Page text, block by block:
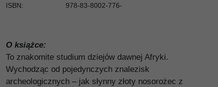
ISBN: 978-83-8002-776-
O książce:
To znakomite studium dziejów dawnej Afryki.
Wychodząc od pojedynczych znalezisk
archeologicznych – jak słynny złoty nosorożec z